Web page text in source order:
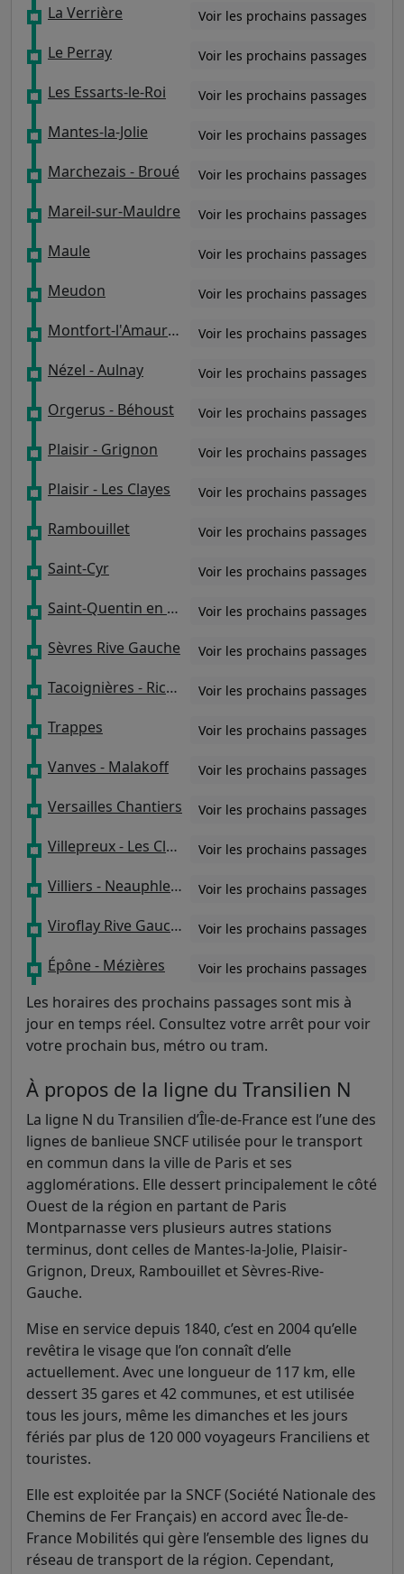
La Verrière Voir les prochains passages
Le Perray Voir les prochains passages
Les Essarts-le-Roi Voir les prochains passages
Mantes-la-Jolie Voir les prochains passages
Marchezais - Broué Voir les prochains passages
Mareil-sur-Mauldre Voir les prochains passages
Maule Voir les prochains passages
Meudon Voir les prochains passages
Montfort-l'Amaury - Méré Voir les prochains passages
Nézel - Aulnay Voir les prochains passages
Orgerus - Béhoust Voir les prochains passages
Plaisir - Grignon Voir les prochains passages
Plaisir - Les Clayes Voir les prochains passages
Rambouillet Voir les prochains passages
Saint-Cyr Voir les prochains passages
Saint-Quentin en Yvelines - Montigny-le-Bretonneux Voir les prochains passages
Sèvres Rive Gauche Voir les prochains passages
Tacoignières - Richebourg Voir les prochains passages
Trappes Voir les prochains passages
Vanves - Malakoff Voir les prochains passages
Versailles Chantiers Voir les prochains passages
Villepreux - Les Clayes Voir les prochains passages
Villiers - Neauphle - Pontchartrain Voir les prochains passages
Viroflay Rive Gauche Voir les prochains passages
Épône - Mézières Voir les prochains passages
Les horaires des prochains passages sont mis à
jour en temps réel. Consultez votre arrêt pour voir
votre prochain bus, métro ou tram.
À propos de la ligne du Transilien N
La ligne N du Transilien d’Île-de-France est l’une des
lignes de banlieue SNCF utilisée pour le transport
en commun dans la ville de Paris et ses
agglomérations. Elle dessert principalement le côté
Ouest de la région en partant de Paris
Montparnasse vers plusieurs autres stations
terminus, dont celles de Mantes-la-Jolie, Plaisir-
Grignon, Dreux, Rambouillet et Sèvres-Rive-
Gauche.
Mise en service depuis 1840, c’est en 2004 qu’elle
revêtira le visage que l’on connaît d’elle
actuellement. Avec une longueur de 117 km, elle
dessert 35 gares et 42 communes, et est utilisée
tous les jours, même les dimanches et les jours
fériés par plus de 120 000 voyageurs Franciliens et
touristes.
Elle est exploitée par la SNCF (Société Nationale des
Chemins de Fer Français) en accord avec Île-de-
France Mobilités qui gère l’ensemble des lignes du
réseau de transport de la région. Cependant,